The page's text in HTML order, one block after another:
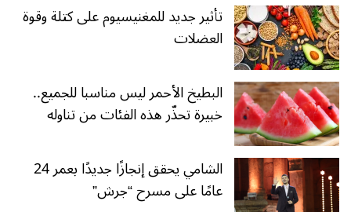
تأثير جديد للمغنيسيوم على كتلة وقوة
العضلات
البطيخ الأحمر ليس مناسبا للجميع..
خبيرة تحذّر هذه الفئات من تناوله
الشامي يحقق إنجازًا جديدًا بعمر 24
عامًا على مسرح “جرش”